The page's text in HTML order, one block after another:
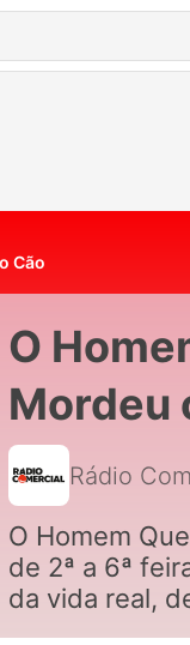
Cão
O
Mordeu
O Homem
de 2ª a 6ª
da vida real,